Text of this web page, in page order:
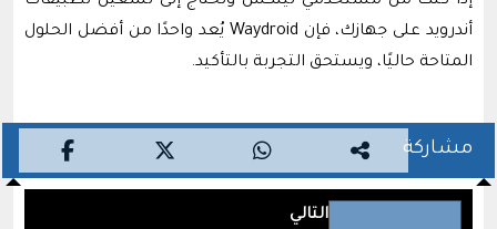
أندرويد على جهازك، فإن Waydroid يُعد واحدًا من أفضل الحلول
المتاحة حاليًا، ويستحق التجربة بالتأكيد.
مشاركة
التالي